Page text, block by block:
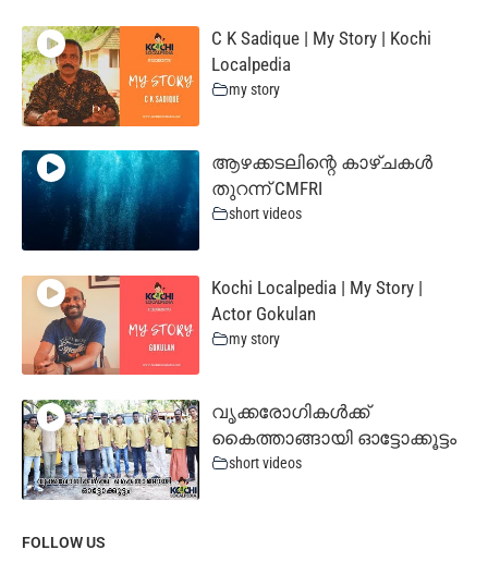
C K Sadique | My Story | Kochi
Localpedia
my story
ആഴക്കടലിന്റെ കാഴ്ചകൾ
തുറന്ന് CMFRI
short videos
Kochi Localpedia | My Story |
Actor Gokulan
my story
വൃക്കരോഗികൾക്ക്
കൈത്താങ്ങായി ഓട്ടോക്കൂട്ടം
short videos
FOLLOW US